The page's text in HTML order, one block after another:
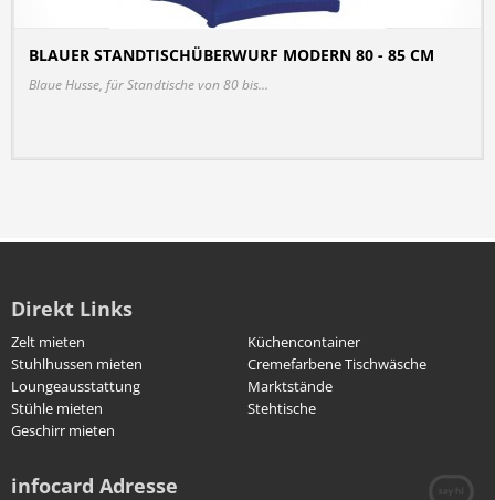
BLAUER STANDTISCHÜBERWURF MODERN 80 - 85 CM
Blaue Husse, für Standtische von 80 bis...
Direkt Links
Zelt mieten
Küchencontainer
Stuhlhussen mieten
Cremefarbene Tischwäsche
Loungeausstattung
Marktstände
Stühle mieten
Stehtische
Geschirr mieten
infocard Adresse